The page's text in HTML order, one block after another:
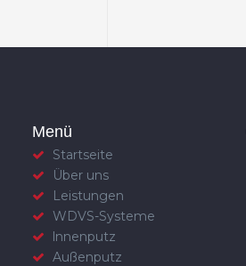
Menü
Startseite
Über uns
Leistungen
WDVS-Systeme
lnnenputz
Außenputz